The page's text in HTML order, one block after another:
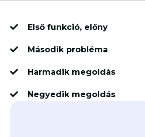
Első funkció, előny
Második probléma
Harmadik megoldás
Negyedik megoldás